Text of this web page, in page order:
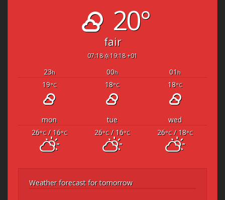
20°
fair
07:18 19:18 +01
23h 00h 01 h
19°C 18°C 18°C
mon tue
wed
26°C/ 16°C 26°C/ 16°C 26°C/ 18°C
Weather forecast for tomorrow